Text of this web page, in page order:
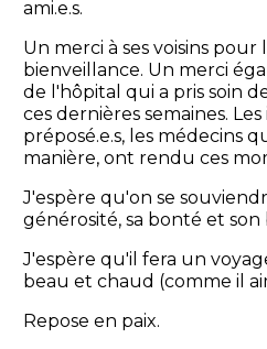
ami.e.s.
Un merci à ses voisins
bienveillance. Un merci
de l'hôpital qui a pris soin
ces dernières semaines.
préposé.e.s, les médecins
manière, ont rendu ces
J'espère qu'on se
générosité, sa bonté et son
J'espère qu'il fera un
beau et chaud (comme il
Repose en paix.